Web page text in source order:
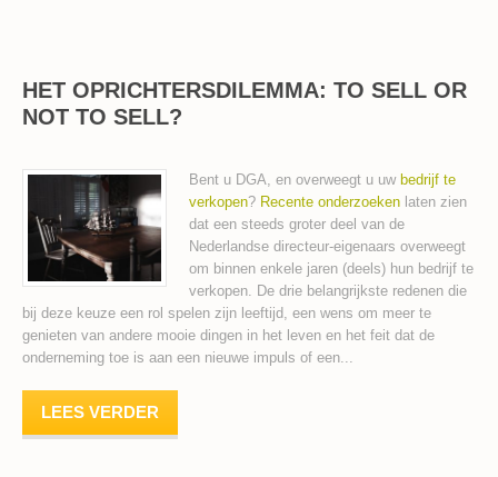
HET OPRICHTERSDILEMMA: TO SELL OR
NOT TO SELL?
Bent u DGA, en overweegt u uwbedrijf te
verkopen? Recente onderzoeken laten zien
dat een steeds groter deel van de
Nederlandse directeur-eigenaars overweegt
om binnen enkele jaren (deels) hun bedrijf te
verkopen. De drie belangrijkste redenen die
bij deze keuze een rol spelen zijn leeftijd, een wens om meer te
genieten van andere mooie dingen in het leven en het feit dat de
onderneming toe is aan een nieuwe impuls of een...
LEES VERDER